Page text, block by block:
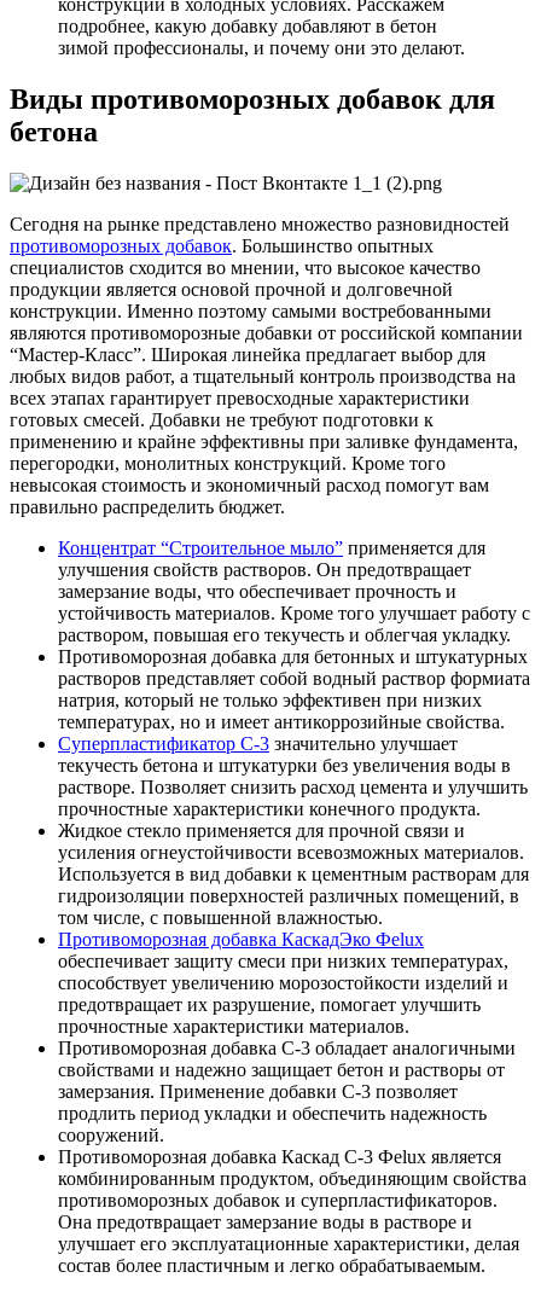
подробнее, какую добавку добавляют в бетон
зимой профессионалы, и почему они это делают.
Виды противоморозных добавок для
бетона
Сегодня на рынке представлено множество разновидностей
противоморозных добавок. Большинство опытных
специалистов сходится во мнении, что высокое качество
продукции является основой прочной и долговечной
конструкции. Именно поэтому самыми востребованными
являются противоморозные добавки от российской компании
“Мастер-Класс”. Широкая линейка предлагает выбор для
любых видов работ, а тщательный контроль производства на
всех этапах гарантирует превосходные характеристики
готовых смесей. Добавки не требуют подготовки к
применению и крайне эффективны при заливке фундамента,
перегородки, монолитных конструкций. Кроме того
невысокая стоимость и экономичный расход помогут вам
правильно распределить бюджет.
Концентрат “Строительное мыло” применяется для
улучшения свойств растворов. Он предотвращает
замерзание воды, что обеспечивает прочность и
устойчивость материалов. Кроме того улучшает работу с
раствором, повышая его текучесть и облегчая укладку.
Противоморозная добавка для бетонных и штукатурных
растворов представляет собой водный раствор формиата
натрия, который не только эффективен при низких
температурах, но и имеет антикоррозийные свойства.
Суперпластификатор С-3 значительно улучшает
текучесть бетона и штукатурки без увеличения воды в
растворе. Позволяет снизить расход цемента и улучшить
прочностные характеристики конечного продукта.
Жидкое стекло применяется для прочной связи и
усиления огнеустойчивости всевозможных материалов.
Используется в вид добавки к цементным растворам для
гидроизоляции поверхностей различных помещений, в
том числе, с повышенной влажностью.
Противоморозная добавка КаскадЭко Феlux
обеспечивает защиту смеси при низких температурах,
способствует увеличению морозостойкости изделий и
предотвращает их разрушение, помогает улучшить
прочностные характеристики материалов.
Противоморозная добавка С-3 обладает аналогичными
свойствами и надежно защищает бетон и растворы от
замерзания. Применение добавки С-3 позволяет
продлить период укладки и обеспечить надежность
сооружений.
Противоморозная добавка Каскад С-3 Феlux является
комбинированным продуктом, объединяющим свойства
противоморозных добавок и суперпластификаторов.
Она предотвращает замерзание воды в растворе и
улучшает его эксплуатационные характеристики, делая
состав более пластичным и легко обрабатываемым.